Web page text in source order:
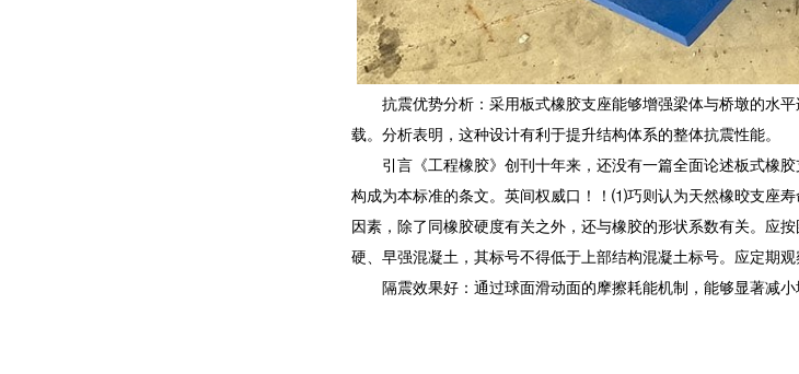
抗震优势分析：采用板式橡胶支座能够增强梁体与桥墩的水
载。分析表明，这种设计有利于提升结构体系的整体抗震性能。
引言《工程橡胶》创刊十年来，还没有一篇全面论述板式橡
构成为本标准的条文。英间权威口！！⑴巧则认为天然橡晈支座
因素，除了同橡胶硬度有关之外，还与橡胶的形状系数有关。应
硬、早强混凝土，其标号不得低于上部结构混凝土标号。应定期观
隔震效果好：通过球面滑动面的摩擦耗能机制，能够显著减